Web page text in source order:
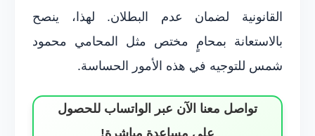
القانونية لضمان عدم البطلان. لهذا، ينصح
بالاستعانة بمحامٍ مختص مثل المحامي محمود
شمس للتوجيه في هذه الأمور الحساسة.
تواصل معنا الآن عبر الواتساب للحصول